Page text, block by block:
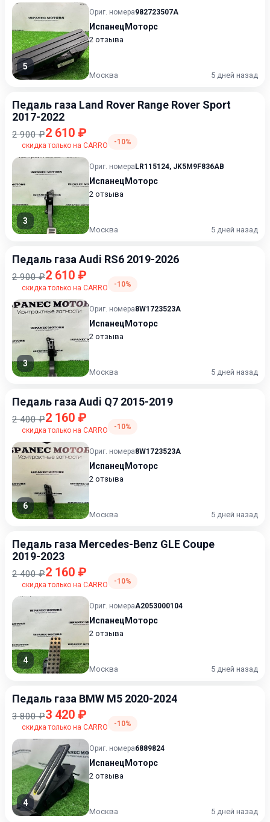
5
Ориг. номера982723507A
ИспанецМоторс
2 отзыва
Москва 5 дней назад
Педаль газа Land Rover Range Rover Sport
2017-2022
2 900 ₽2 610 ₽
скидка только на CARRO -10%
3
Ориг. номера LR115124, JK5M9F836AB
ИспанецМоторс
2 отзыва
Москва 5 дней назад
Педаль газа Audi RS6 2019-2026
2 900 ₽2 610 ₽
скидка только на CARRO -10%
3
Ориг. номера8W1723523A
ИспанецМоторс
2 отзыва
Москва 5 дней назад
Педаль газа Audi Q7 2015-2019
2 400 ₽2 160 ₽
скидка только на CARRO -10%
6
Ориг. номера8W1723523A
ИспанецМоторс
2 отзыва
Москва 5 дней назад
Педаль газа Mercedes-Benz GLE Coupe
2019-2023
2 400 ₽2 160 ₽
скидка только на CARRO -10%
4
Ориг. номераA2053000104
ИспанецМоторс
2 отзыва
Москва 5 дней назад
Педаль газа BMW M5 2020-2024
3 800 ₽3 420 ₽
скидка только на CARRO -10%
4
Ориг. номера6889824
ИспанецМоторс
2 отзыва
Москва 5 дней назад